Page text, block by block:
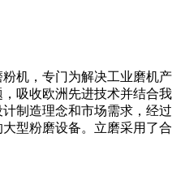
机，专门为解决工业磨机产
吸收欧洲先进技术并结合我
制造理念和市场需求，经过
型粉磨设备。立磨采用了合